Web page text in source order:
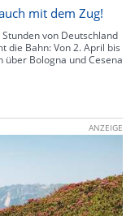
mit dem Zug!
von Deutschland
die Bahn: Von 2. April bis
Bologna und Cesena
ANZEIGE